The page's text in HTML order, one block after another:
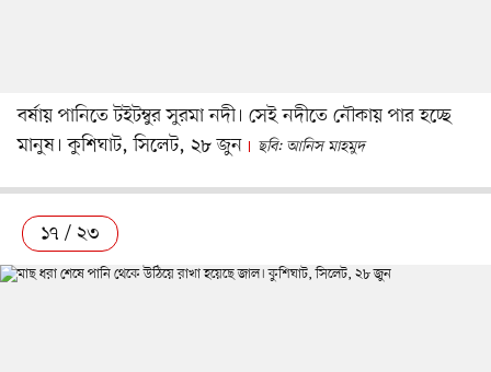
বর্ষায় পানিতে টইটম্বুর সুরমা নদী। সেই নদীতে নৌকায় পার হচ্ছে
মানুষ। কুশিঘাট, সিলেট, ২৮ জুন
ছবি: আনিস মাহমুদ
১৭ / ২৩